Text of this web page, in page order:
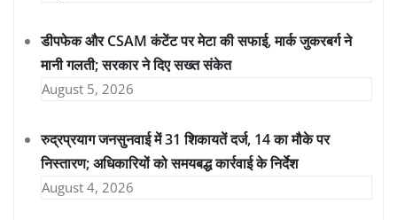
डीपफेक और CSAM कंटेंट पर मेटा की सफाई, मार्क जुकरबर्ग ने
मानी गलती; सरकार ने दिए सख्त संकेत
August 5, 2026
रुद्रप्रयाग जनसुनवाई में 31 शिकायतें दर्ज, 14 का मौके पर
निस्तारण; अधिकारियों को समयबद्ध कार्रवाई के निर्देश
August 4, 2026